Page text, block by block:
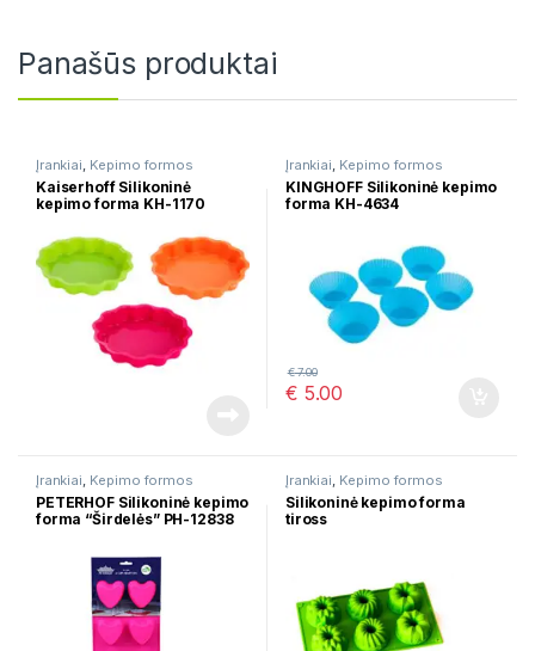
Panašūs produktai
Įrankiai, Kepimo formos
Kaiserhoff Silikoninė
kepimo forma KH-1170
Įrankiai, Kepimo formos
KINGHOFF Silikoninė kepimo
forma KH-4634
€ 5.00
€7.00
Įrankiai, Kepimo formos
PETERHOF Silikoninė kepimo
forma “Širdelės” PH-12838
Įrankiai, Kepimo formos
Silikoninė kepimo forma
tiross